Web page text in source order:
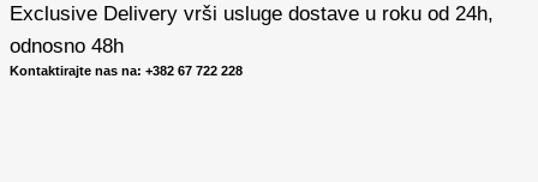
Exclusive Delivery vrši usluge dostave u roku od 24h,
odnosno 48h
Kontaktirajte nas na: +382 67 722 228